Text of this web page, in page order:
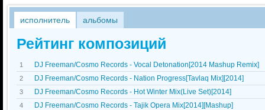
исполнитель альбомы
Рейтинг композиций
1 DJ Freeman/Cosmo Records - Vocal Detonation[2014 Mashup Remix]
2 DJ Freeman/Cosmo Records - Nation Progress[Tavlaq Mix][2014]
3 DJ Freeman/Cosmo Records - Hot Winter Mix(Live Set)[2014]
4 DJ Freeman/Cosmo Records - Tajik Opera Mix[2014][Mashup]